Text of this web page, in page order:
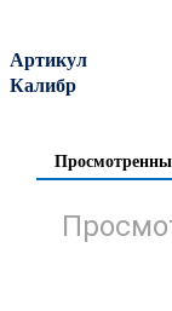
Артикул
Калибр